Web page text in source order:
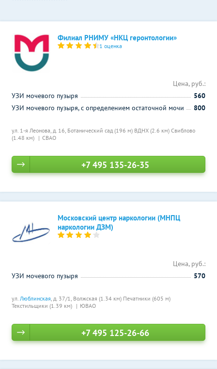
Филиал РНИМУ «НКЦ геронтологии»
1 оценка
ул. 1-я Леонова, д. 16, Ботанический сад (196 м) ВДНХ (2.6 км) Свиблово
(1.48 км)
СВАО
Цена, руб.:
УЗИ мочевого пузыря
560
УЗИ мочевого пузыря, с определением остаточной мочи
800
+7 495 135-26-35
Московский центр наркологии (МНПЦ
наркологии ДЗМ)
ул. Люблинская, д. 37/1, Волжская (1.34 км) Печатники (605 м)
Текстильщики (1.39 км)
ЮВАО
Цена, руб.:
УЗИ мочевого пузыря
570
+7 495 125-26-66